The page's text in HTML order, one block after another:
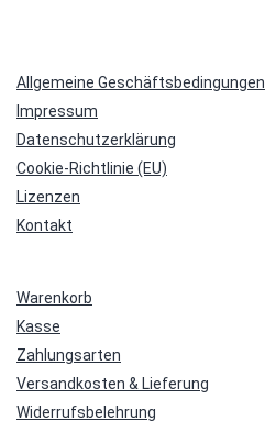
Allgemeine Geschäftsbedingungen
Impressum
Datenschutzerklärung
Cookie-Richtlinie (EU)
Lizenzen
Kontakt
Warenkorb
Kasse
Zahlungsarten
Versandkosten & Lieferung
Widerrufsbelehrung